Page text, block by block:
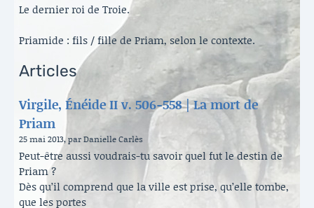
Le dernier roi de Troie.
Priamide : fils / fille de Priam, selon le contexte.
Articles
Virgile, Énéide II v. 506-558 | La mort de
Priam
25 mai 2013, par Danielle Carlès
Peut-être aussi voudrais-tu savoir quel fut le destin de
Priam ?
Dès qu’il comprend que la ville est prise, qu’elle tombe,
que les portes